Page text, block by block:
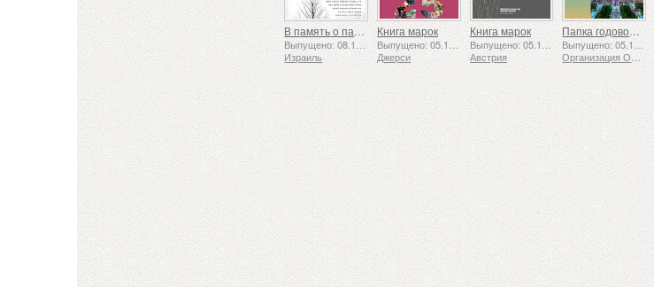
В память о павших и убиенных 7 октября 2023 года
Израиль
Книга марок
Джерси
Книга марок
Австрия
Папка годовой коллекции (Нью-Йорк)